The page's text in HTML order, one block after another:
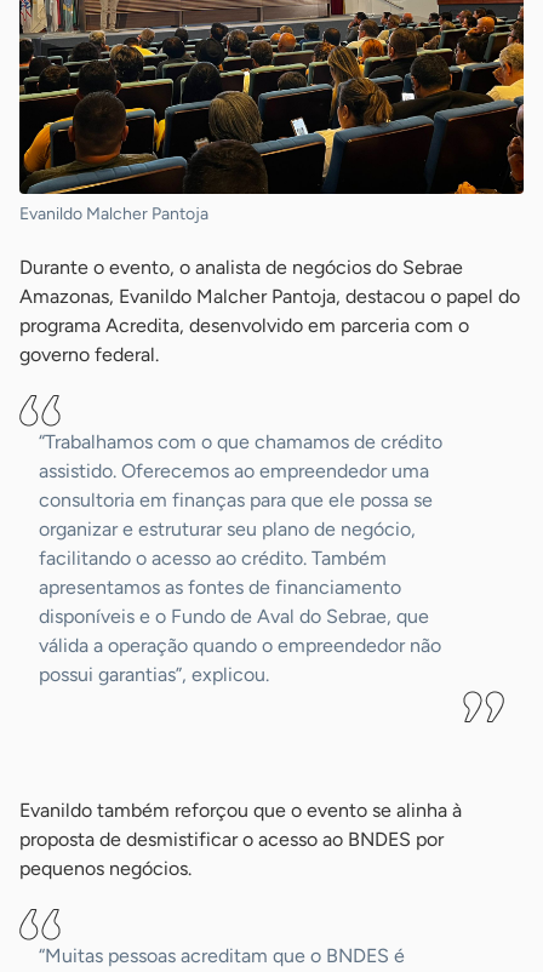
Evanildo Malcher Pantoja
Durante o evento, o analista de negócios do Sebrae
Amazonas, Evanildo Malcher Pantoja, destacou o papel do
programa Acredita, desenvolvido em parceria com o
governo federal.
“Trabalhamos com o que chamamos de crédito
assistido. Oferecemos ao empreendedor uma
consultoria em finanças para que ele possa se
organizar e estruturar seu plano de negócio,
facilitando o acesso ao crédito. Também
apresentamos as fontes de financiamento
disponíveis e o Fundo de Aval do Sebrae, que
válida a operação quando o empreendedor não
possui garantias”, explicou.
Evanildo também reforçou que o evento se alinha à
proposta de desmistificar o acesso ao BNDES por
pequenos negócios.
“Muitas pessoas acreditam que o BNDES é